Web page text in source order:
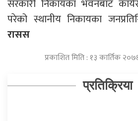
सरकारी निकायका भवनबाट
परेको स्थानीय निकायका
रासस
प्रकाशित मिति : १३ कार्तिक
प्रतिक्रिया